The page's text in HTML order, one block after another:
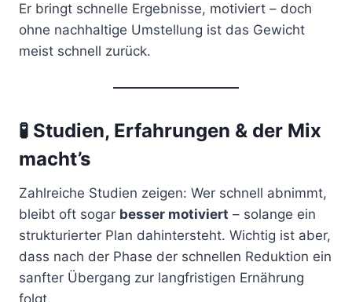
Er bringt schnelle Ergebnisse, motiviert – doch
ohne nachhaltige Umstellung ist das Gewicht
meist schnell zurück.
🧪 Studien, Erfahrungen & der Mix
macht’s
Zahlreiche Studien zeigen: Wer schnell abnimmt,
bleibt oft sogar besser motiviert – solange ein
strukturierter Plan dahintersteht. Wichtig ist aber,
dass nach der Phase der schnellen Reduktion ein
sanfter Übergang zur langfristigen Ernährung
folgt.